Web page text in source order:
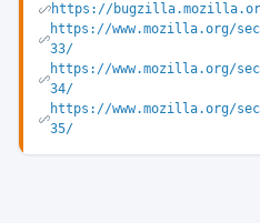
https://
https://www.mozilla.org/
33/
https://www.mozilla.org/
34/
https://www.mozilla.org/
35/